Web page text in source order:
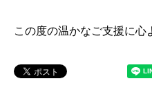
この度の温かなご支援に心